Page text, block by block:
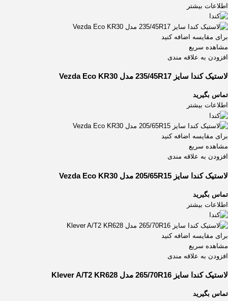
اطلاعات بیشتر
برای مقایسه اضافه کنید
مشاهده سریع
افزودن به علاقه مندی
لاستیک کندا سایز 235/45R17 مدل Vezda Eco KR30
تماس بگیرید
اطلاعات بیشتر
برای مقایسه اضافه کنید
مشاهده سریع
افزودن به علاقه مندی
لاستیک کندا سایز 205/65R15 مدل Vezda Eco KR30
تماس بگیرید
اطلاعات بیشتر
برای مقایسه اضافه کنید
مشاهده سریع
افزودن به علاقه مندی
لاستیک کندا سایز 265/70R16 مدل Klever A/T2 KR628
تماس بگیرید